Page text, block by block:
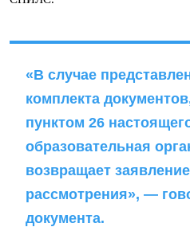
«В случае
комплекта
пунктом 26
образовательная
возвращает
рассмотрения», —
документа.